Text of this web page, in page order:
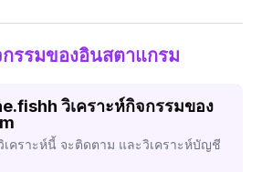
รรมของอินสตาแกรม
วิเคราะห์กิจกรรมของ
เคราะห์นี้ จะติดตาม และวิเคราะห์บัญชี